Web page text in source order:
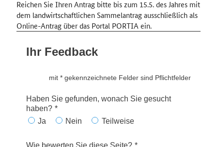
Reichen Sie Ihren Antrag bitte bis zum 15.5. des Jahres mit
dem landwirtschaftlichen Sammelantrag ausschließlich als
Online-Antrag über das Portal PORTIA ein.